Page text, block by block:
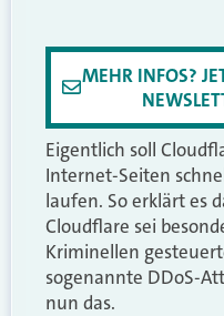
MEHR INFOS?
Eigentlich soll
Internet-Seiten
laufen. So erklärt es
Cloudflare sei
Kriminellen
sogenannte DDoS-
nun das.